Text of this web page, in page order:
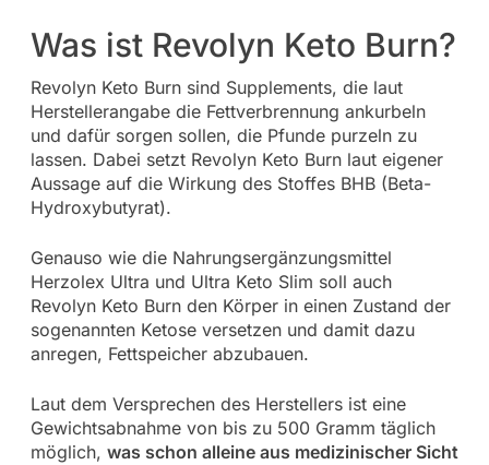
Was ist Revolyn Keto Burn?
Revolyn Keto Burn sind Supplements, die laut
Herstellerangabe die Fettverbrennung ankurbeln
und dafür sorgen sollen, die Pfunde purzeln zu
lassen. Dabei setzt Revolyn Keto Burn laut eigener
Aussage auf die Wirkung des Stoffes BHB (Beta-
Hydroxybutyrat).
Genauso wie die Nahrungsergänzungsmittel
Herzolex Ultra und Ultra Keto Slim soll auch
Revolyn Keto Burn den Körper in einen Zustand der
sogenannten Ketose versetzen und damit dazu
anregen, Fettspeicher abzubauen.
Laut dem Versprechen des Herstellers ist eine
Gewichtsabnahme von bis zu 500 Gramm täglich
möglich, was schon alleine aus medizinischer Sicht